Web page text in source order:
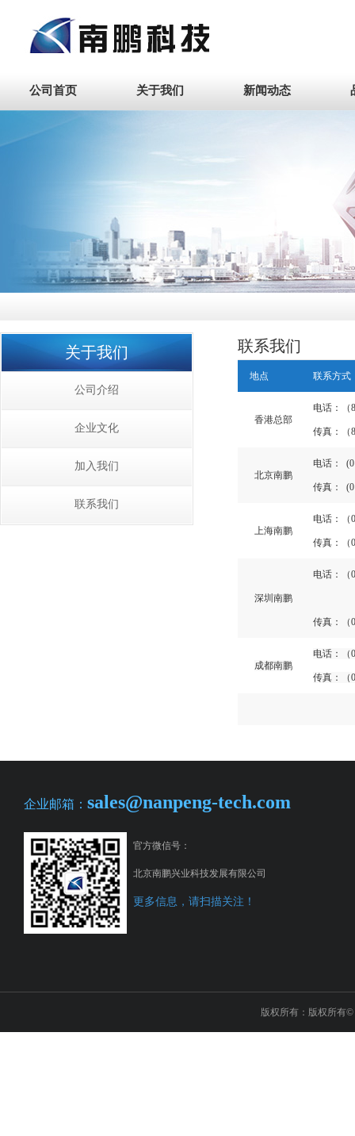
公司首页 关于我们 新闻动态
关于我们
公司介绍
企业文化
加入我们
联系我们
联系我们
地点 联系方式
香港总部
电话：（
传真：（
北京南鹏
电话：
传真：
上海南鹏
电话：（
传真：（
深圳南鹏
电话：（
传真：（
成都南鹏
电话：（
传真：（
企业邮箱： sales@nanpeng-tech.com
官方微信号：
北京南鹏兴业科技发展有限公司
更多信息，请扫描关注！
版权所有：版权所有